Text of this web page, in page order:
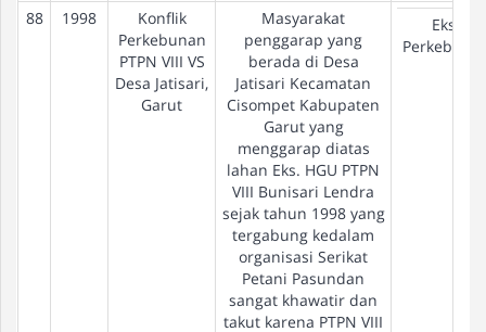
88 1998
Konflik
Perkebunan
PTPN VIII VS
Desa Jatisari,
Garut
Masyarakat
penggarap yang
berada di Desa
Jatisari Kecamatan
Cisompet Kabupaten
Garut yang
menggarap diatas
lahan Eks. HGU PTPN
VIII Bunisari Lendra
sejak tahun 1998 yang
tergabung kedalam
organisasi Serikat
Petani Pasundan
sangat khawatir dan
takut karena PTPN VIII
Eks-